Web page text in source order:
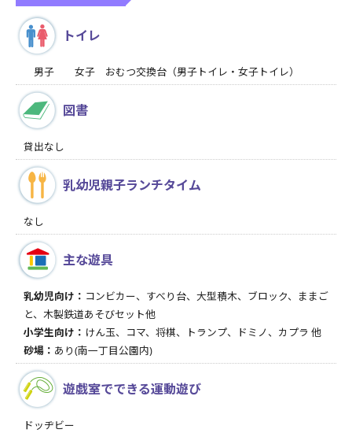
トイレ
男子 女子 おむつ交換台（男子トイレ・女子トイレ）
図書
貸出なし
乳幼児親子ランチタイム
なし
主な遊具
乳幼児向け： コンビカー、すべり台、大型積木、ブロック、ままご
と、木製鉄道あそびセット他
小学生向け： けん玉、コマ、将棋、トランプ、ドミノ、カプラ 他
砂場： あり(南一丁目公園内)
遊戯室でできる運動遊び
ドッヂビー